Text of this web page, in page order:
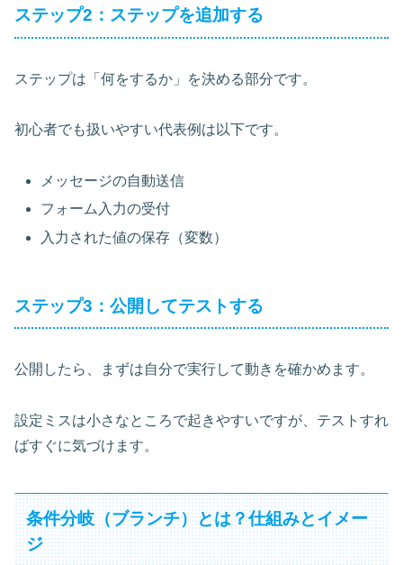
ステップ2：ステップを追加する
ステップは「何をするか」を決める部分です。
初心者でも扱いやすい代表例は以下です。
メッセージの自動送信
フォーム入力の受付
入力された値の保存（変数）
ステップ3：公開してテストする
公開したら、まずは自分で実行して動きを確かめます。
設定ミスは小さなところで起きやすいですが、テストすれ
ばすぐに気づけます。
条件分岐（ブランチ）とは？仕組みとイメー
ジ